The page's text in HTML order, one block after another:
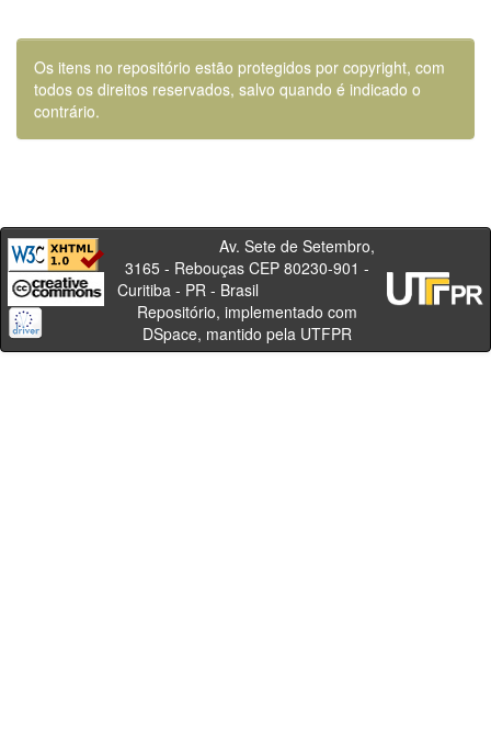
Os itens no repositório estão protegidos por copyright, com
todos os direitos reservados, salvo quando é indicado o
contrário.
Av. Sete de Setembro,
3165 - Rebouças CEP 80230-901 -
Curitiba - PR - Brasil
Repositório, implementado com
DSpace, mantido pela UTFPR